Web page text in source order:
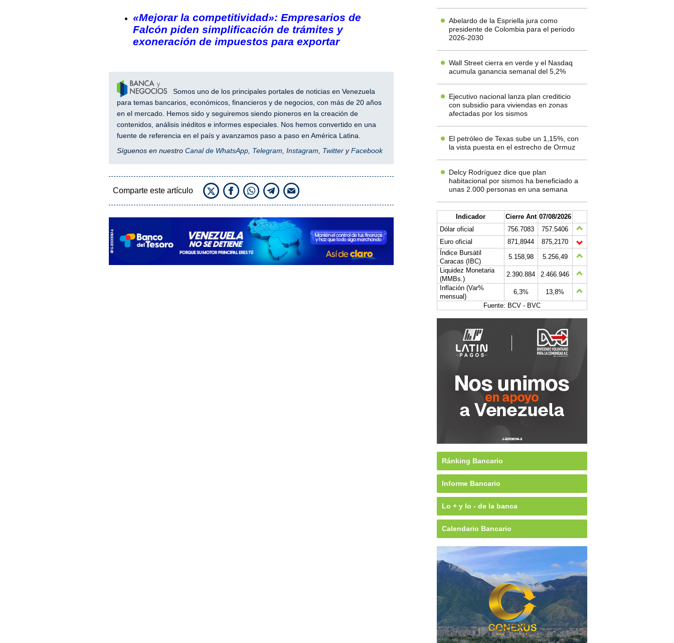
«Mejorar la competitividad»: Empresarios de
Falcón piden simplificación de trámites y
exoneración de impuestos para exportar
Somos uno de los principales portales de noticias en Venezuela
para temas bancarios, económicos, financieros y de negocios, con más de 20 años
en el mercado. Hemos sido y seguiremos siendo pioneros en la creación de
contenidos, análisis inéditos e informes especiales. Nos hemos convertido en una
fuente de referencia en el país y avanzamos paso a paso en América Latina.
Síguenos en nuestro Canal de WhatsApp, Telegram, Instagram, TwitteryFacebook
Comparte este artículo
Abelardo de la Espriella jura como
presidente de Colombia para el periodo
2026-2030
Wall Street cierra en verde y el Nasdaq
acumula ganancia semanal del 5,2%
Ejecutivo nacional lanza plan crediticio
con subsidio para viviendas en zonas
afectadas por los sismos
El petróleo de Texas sube un 1,15%, con
la vista puesta en el estrecho de Ormuz
Delcy Rodríguez dice que plan
habitacional por sismos ha beneficiado a
unas 2.000 personas en una semana
Indicador Cierre Ant 07/08/2026
Dólar oficial
756.7083
757.5406
Euro oficial
871,8944
875,2170
Índice Bursátil
Caracas (IBC)
5.158,98
5.256,49
Liquidez Monetaria
(MMBs.)
2.390.884
2.466.946
Inflación (Var%
mensual)
6,3%
13,8%
Fuente: BCV - BVC
Ránking Bancario
Informe Bancario
Lo + y lo - de la banca
Calendario Bancario